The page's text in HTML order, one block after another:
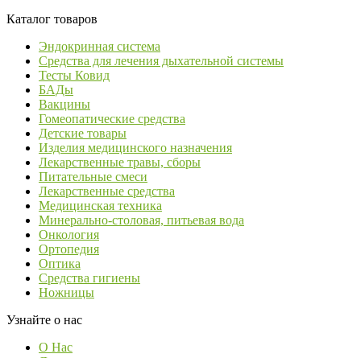
Каталог товаров
Эндокринная система
Средства для лечения дыхательной системы
Тесты Ковид
БАДы
Вакцины
Гомеопатические средства
Детские товары
Изделия медицинского назначения
Лекарственные травы, сборы
Питательные смеси
Лекарственные средства
Медицинская техника
Минерально-столовая, питьевая вода
Онкология
Ортопедия
Оптика
Средства гигиены
Ножницы
Узнайте о нас
О Нас